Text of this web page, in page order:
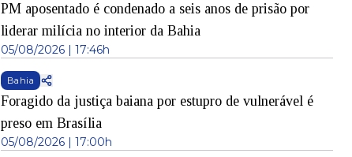
PM aposentado é condenado a seis anos de prisão por
liderar milícia no interior da Bahia
05/08/2026 | 17:46h
Bahia
Foragido da justiça baiana por estupro de vulnerável é
preso em Brasília
05/08/2026 | 17:00h